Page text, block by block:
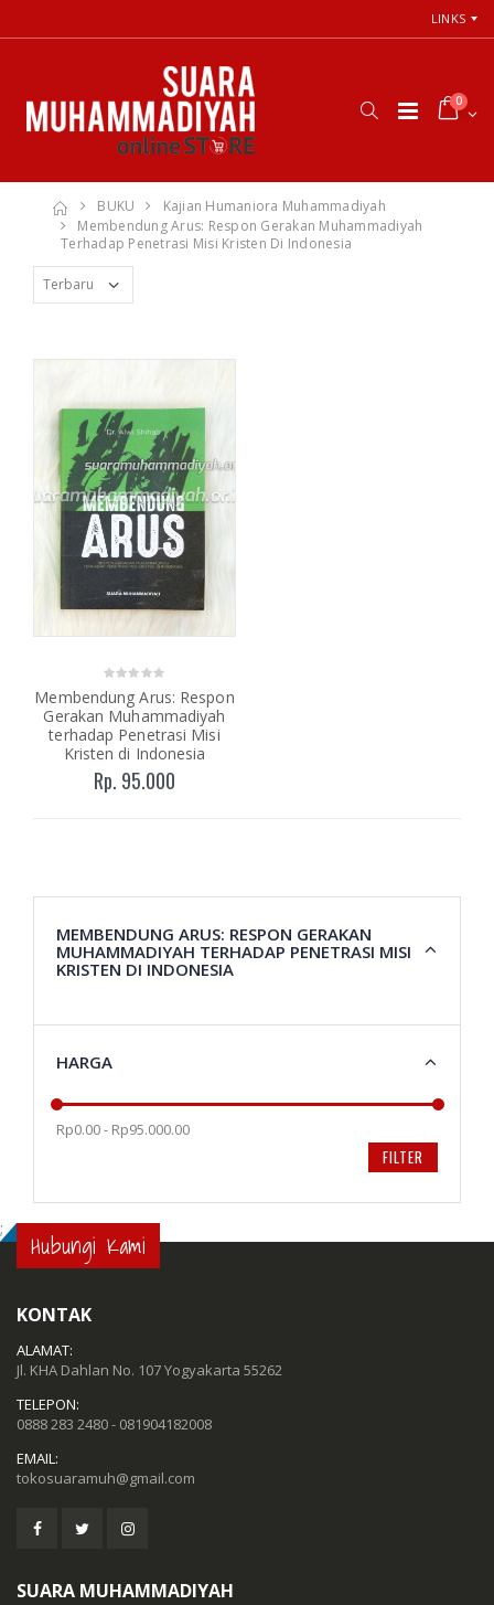
LINKS
0
BUKU
Kajian Humaniora Muhammadiyah
Membendung Arus: Respon Gerakan Muhammadiyah
Terhadap Penetrasi Misi Kristen Di Indonesia
Membendung Arus: Respon
Gerakan Muhammadiyah
terhadap Penetrasi Misi
Kristen di Indonesia
Rp. 95.000
MEMBENDUNG ARUS: RESPON GERAKAN
MUHAMMADIYAH TERHADAP PENETRASI MISI
KRISTEN DI INDONESIA
HARGA
Rp0.00 - Rp95.000.00
FILTER
; Hubungi Kami
KONTAK
ALAMAT:
Jl. KHA Dahlan No. 107 Yogyakarta 55262
TELEPON:
0888 283 2480 - 081904182008
EMAIL:
tokosuaramuh@gmail.com
SUARA MUHAMMADIYAH